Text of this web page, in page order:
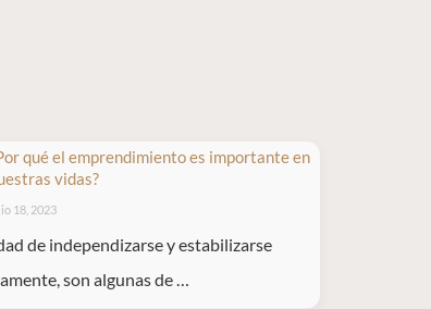
qué el emprendimiento es importante en
vidas?
18, 2023
de independizarse y estabilizarse
son algunas de …